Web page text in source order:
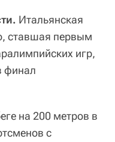
Итальянская
ставшая первым
игр,
финал
на 200 метров в
с